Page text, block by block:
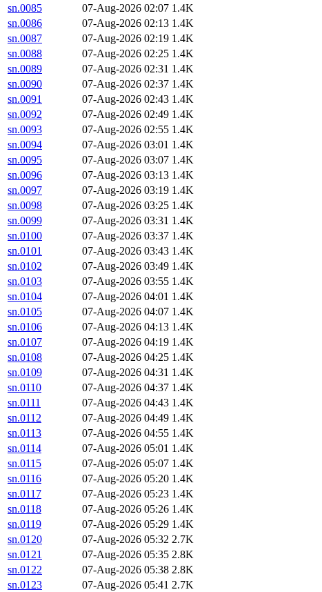
sn.0085
07-Aug-2026 02:07 1.4K
sn.0086
07-Aug-2026 02:13 1.4K
sn.0087
07-Aug-2026 02:19 1.4K
sn.0088
07-Aug-2026 02:25 1.4K
sn.0089
07-Aug-2026 02:31 1.4K
sn.0090
07-Aug-2026 02:37 1.4K
sn.0091
07-Aug-2026 02:43 1.4K
sn.0092
07-Aug-2026 02:49 1.4K
sn.0093
07-Aug-2026 02:55 1.4K
sn.0094
07-Aug-2026 03:01 1.4K
sn.0095
07-Aug-2026 03:07 1.4K
sn.0096
07-Aug-2026 03:13 1.4K
sn.0097
07-Aug-2026 03:19 1.4K
sn.0098
07-Aug-2026 03:25 1.4K
sn.0099
07-Aug-2026 03:31 1.4K
sn.0100
07-Aug-2026 03:37 1.4K
sn.0101
07-Aug-2026 03:43 1.4K
sn.0102
07-Aug-2026 03:49 1.4K
sn.0103
07-Aug-2026 03:55 1.4K
sn.0104
07-Aug-2026 04:01 1.4K
sn.0105
07-Aug-2026 04:07 1.4K
sn.0106
07-Aug-2026 04:13 1.4K
sn.0107
07-Aug-2026 04:19 1.4K
sn.0108
07-Aug-2026 04:25 1.4K
sn.0109
07-Aug-2026 04:31 1.4K
sn.0110
07-Aug-2026 04:37 1.4K
sn.0111
07-Aug-2026 04:43 1.4K
sn.0112
07-Aug-2026 04:49 1.4K
sn.0113
07-Aug-2026 04:55 1.4K
sn.0114
07-Aug-2026 05:01 1.4K
sn.0115
07-Aug-2026 05:07 1.4K
sn.0116
07-Aug-2026 05:20 1.4K
sn.0117
07-Aug-2026 05:23 1.4K
sn.0118
07-Aug-2026 05:26 1.4K
sn.0119
07-Aug-2026 05:29 1.4K
sn.0120
07-Aug-2026 05:32 2.7K
sn.0121
07-Aug-2026 05:35 2.8K
sn.0122
07-Aug-2026 05:38 2.8K
sn.0123
07-Aug-2026 05:41 2.7K